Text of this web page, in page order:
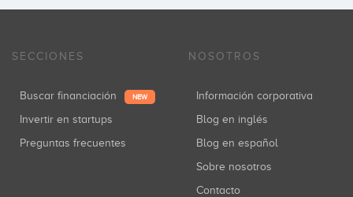
SECCIONES
Buscar financiación NEW
Invertir en startups
Preguntas frecuentes
NOSOTROS
Información corporativa
Blog en inglés
Blog en español
Sobre nosotros
Contacto